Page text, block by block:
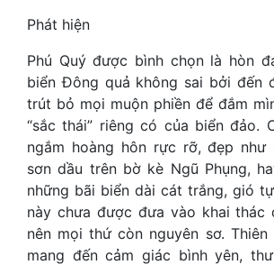
Phát hiện
Phú Quý được bình chọn là hòn
biển Đông quả không sai bởi đến
trút bỏ mọi muộn phiền để đắm
“sắc thái” riêng có của biển đảo.
ngắm hoàng hôn rực rỡ, đẹp
sơn dầu trên bờ kè Ngũ Phụng,
những bãi biển dài cát trắng, gió
này chưa được đưa vào khai thác
nên mọi thứ còn nguyên sơ. Thiên
mang đến cảm giác bình yên,